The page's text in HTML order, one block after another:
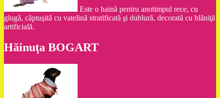
Este o haină pentru anotimpul rece, cu
glugă, căptuşită cu vatelină stratificată şi dublură, decorată cu blăniţă
artificială.
Hăinuţa BOGART